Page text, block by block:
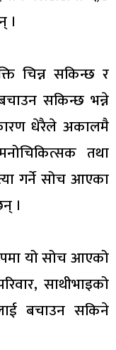
।
चिन्न सकिन्छ र
सकिन्छ भन्ने
धेरैले अकालमै
तथा
गर्ने सोच आएका
।
यो सोच आएको
साथीभाइको
बचाउन सकिने